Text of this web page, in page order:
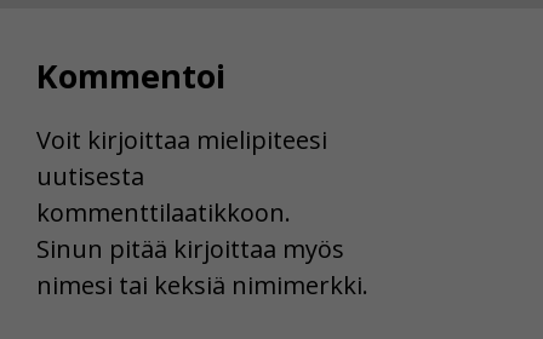
Kommentoi
Voit kirjoittaa mielipiteesi
uutisesta
kommenttilaatikkoon.
Sinun pitää kirjoittaa myös
nimesi tai keksiä nimimerkki.